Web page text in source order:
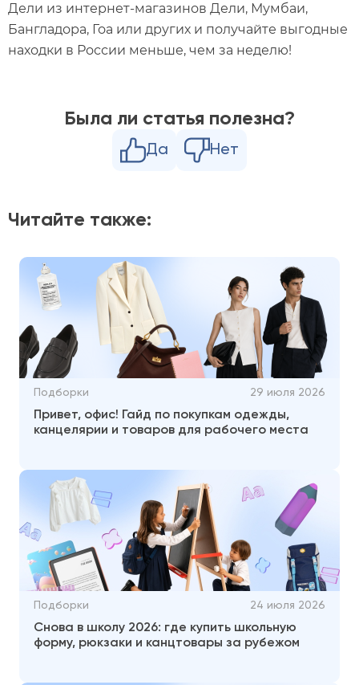
Дели из интернет-магазинов Дели, Мумбаи,
Бангладора, Гоа или других и получайте выгодные
находки в России меньше, чем за неделю!
Была ли статья полезна?
Да Нет
Читайте также:
Подборки 29 июля 2026
Привет, офис! Гайд по покупкам одежды,
канцелярии и товаров для рабочего места
Подборки 24 июля 2026
Снова в школу 2026: где купить школьную
форму, рюкзаки и канцтовары за рубежом